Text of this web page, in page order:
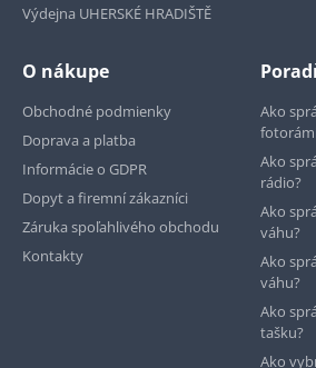
Výdejna UHERSKÉ HRADIŠTĚ
O nákupe
Obchodné podmienky
Doprava a platba
Informácie o GDPR
Dopyt a firemní zákazníci
Záruka spoľahlivého obchodu
Kontakty
Ako
Ako
rádio?
Ako
váhu?
Ako
váhu?
Ako
tašku?
Ako